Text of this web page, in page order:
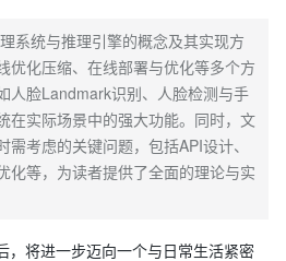
系统与推理引擎的概念及其实现方
优化压缩、在线部署与优化等多个方
人脸Landmark识别、人脸检测与手
在实际场景中的强大功能。同时，文
考虑的关键问题，包括API设计、
化等，为读者提供了全面的理论与实
，将进一步迈向一个与日常生活紧密